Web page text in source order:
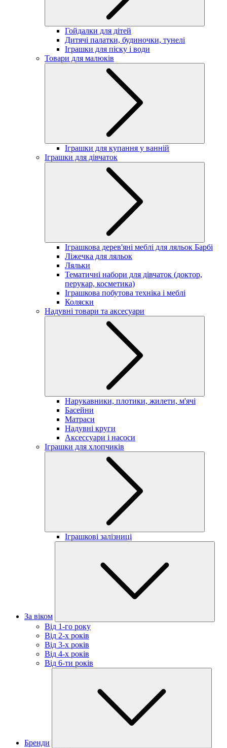
Гойдалки для дітей
Дитячі палатки, будиночки, тунелі
Іграшки для піску і води
Товари для малюків
Іграшки для купання у ванній
Іграшки для дівчаток
Іграшкова дерев'яні меблі для ляльок Барбі
Ліжечка для ляльок
Ляльки
Тематичні набори для дівчаток (доктор,
перукар, косметика)
Іграшкова побутова техніка і меблі
Коляски
Надувні товари та аксесуари
Нарукавники, плотики, жилети, м'ячі
Басейни
Матраси
Надувні круги
Аксессуари і насоси
Іграшки для хлопчиків
Іграшкові залізниці
За віком
Від 1-го року
Від 2-х років
Від 3-х років
Від 4-х років
Від 6-ти років
Бренди